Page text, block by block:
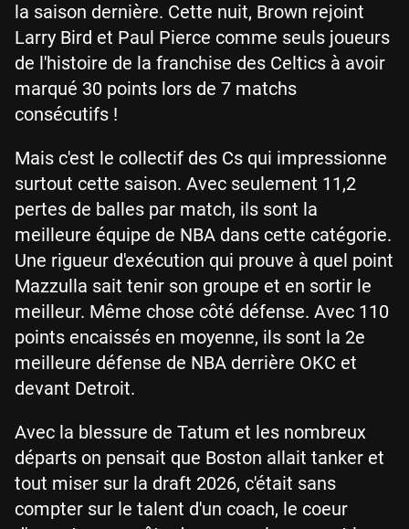
la saison dernière. Cette nuit, Brown rejoint
Larry Bird et Paul Pierce comme seuls joueurs
de l'histoire de la franchise des Celtics à avoir
marqué 30 points lors de 7 matchs
consécutifs !
Mais c'est le collectif des Cs qui impressionne
surtout cette saison. Avec seulement 11,2
pertes de balles par match, ils sont la
meilleure équipe de NBA dans cette catégorie.
Une rigueur d'exécution qui prouve à quel point
Mazzulla sait tenir son groupe et en sortir le
meilleur. Même chose côté défense. Avec 110
points encaissés en moyenne, ils sont la 2e
meilleure défense de NBA derrière OKC et
devant Detroit.
Avec la blessure de Tatum et les nombreux
départs on pensait que Boston allait tanker et
tout miser sur la draft 2026, c'était sans
compter sur le talent d'un coach, le coeur